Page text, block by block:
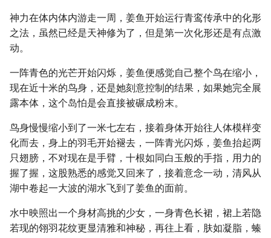
神力在体内体内游走一周，姜鱼开始运行青鸾传承中的化形
之法，虽然已经是天神修为了，但是第一次化形还是有点激
动。
一阵青色的光芒开始闪烁，姜鱼便感觉自己整个鸟在缩小，
现在近十米的鸟身，还是她刻意控制的结果，如果她完全展
露本体，这个岛怕是会直接被碾成粉末。
鸟身慢慢缩小到了一米七左右，接着身体开始往人体模样变
化而去，身上的羽毛开始褪去，一阵青光闪烁，姜鱼抬起两
只翅膀，不对现在是手臂，十根如同白玉般的手指，用力的
握了握，这股熟悉的感觉又回来了，接着意念一动，清风从
湖中卷起一大波的湖水飞到了姜鱼的面前。
水中映照出一个身材高挑的少女，一身青色长裙，裙上若隐
若现的翎羽花纹更显清雅和神秘，再往上看，肤如凝脂，螓